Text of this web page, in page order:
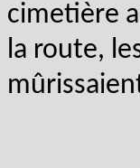
cimetière
la route,